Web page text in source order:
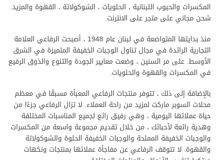
المكسرات والحبوب اللبنانية ، الحلويات ، الشوكولاتة ، القهوة والمزيد.
شحن مجاني على متجر على الانترنت.
منذ بدايتها المتواضعة في لبنان عام 1948 ، أصبحت الرفاعي العلامة
التجارية الرائدة في مجال تناول الوجبات الخفيفة المتميزة في الشرق
الأوسط. على مر السنين ، وضعت معايير الجودة والتنوع والذوق الرفيع
في المكسرات والقهوة والحلويات.
بالإضافة إلى ذلك ، تتوفر منتجات الرفاعي المعبأة مسبقًا في معظم
محلات السوبر ماركت لمزيد من راحة العملاء. لا تزال الرفاعي جزءًا من
حياة عملائها اليومية ، وهي رفيق رائع لجميع المناسبات المختلفة
وهدية رائعة لأحبائك ، من خلال تقديم مجموعة واسعة من المكسرات
والوجبات الخفيفة المملحة والوجبات الخفيفة الحلوة والشوكولاتة
والقهوة. لا تتوقف الرفاعي عن مفاجأة عملائها بمنتجات ونكهات